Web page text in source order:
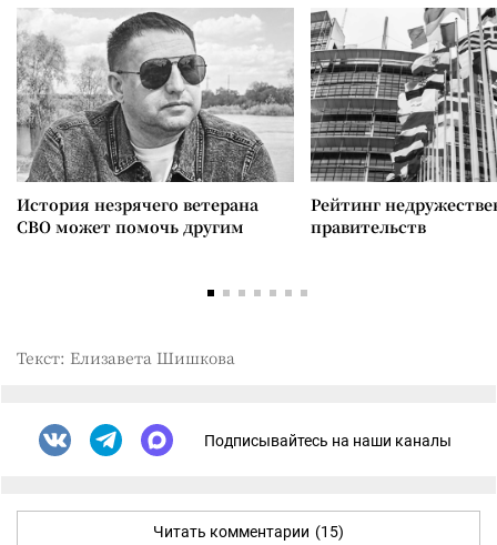
История незрячего ветерана
СВО может помочь другим
Рейтинг
правительств
Текст: Елизавета Шишкова
Подписывайтесь на наши каналы
Читать комментарии (15)